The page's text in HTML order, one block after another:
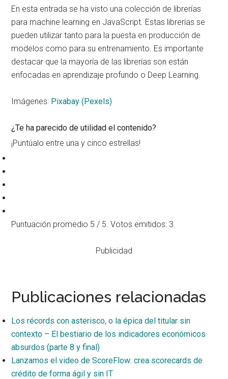
En esta entrada se ha visto una colección de librerías
para machine learning en JavaScript. Estas librerías se
pueden utilizar tanto para la puesta en producción de
modelos como para su entrenamiento. Es importante
destacar que la mayoría de las librerías son están
enfocadas en aprendizaje profundo o Deep Learning.
Imágenes: Pixabay (Pexels)
¿Te ha parecido de utilidad el contenido?
¡Puntúalo entre una y cinco estrellas!
Puntuación promedio 5 / 5. Votos emitidos: 3
Publicidad
Publicaciones relacionadas
Los récords con asterisco, o la épica del titular sin
contexto – El bestiario de los indicadores económicos
absurdos (parte 8 y final)
Lanzamos el video de ScoreFlow: crea scorecards de
crédito de forma ágil y sin IT